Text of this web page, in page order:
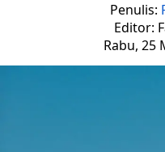
Penulis:
Editor:
Rabu, 25